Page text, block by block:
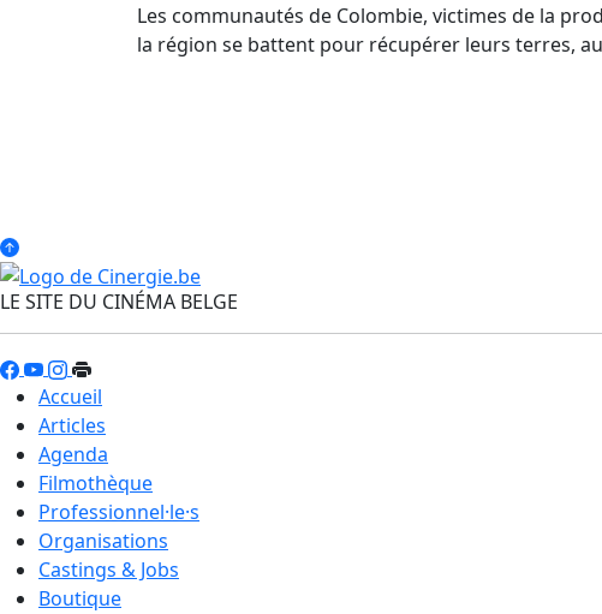
Les communautés de Colombie, victimes de la
la région se battent pour récupérer leurs terres,
LE SITE DU CINÉMA BELGE
Accueil
Articles
Agenda
Filmothèque
Professionnel·le·s
Organisations
Castings & Jobs
Boutique